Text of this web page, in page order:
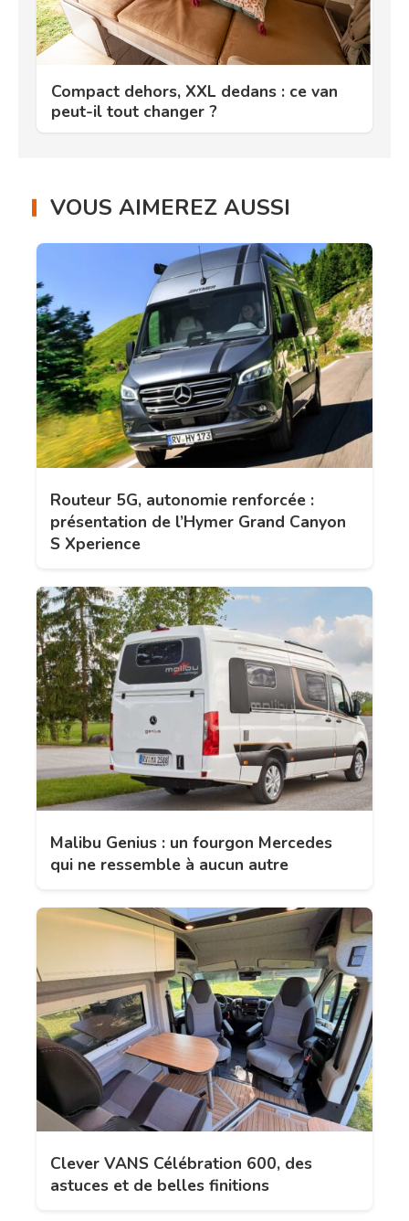
Compact dehors, XXL dedans : ce van
peut-il tout changer ?
VOUS AIMEREZ AUSSI
Routeur 5G, autonomie renforcée :
présentation de l’Hymer Grand Canyon
S Xperience
Malibu Genius : un fourgon Mercedes
qui ne ressemble à aucun autre
Clever VANS Célébration 600, des
astuces et de belles finitions